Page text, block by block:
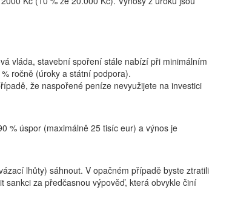
vláda, stavební spoření stále nabízí při minimálním
ročně (úroky a státní podpora).
že naspořené peníze nevyužijete na investici
% úspor (maximálně 25 tisíc eur) a výnos je
lhůty) sáhnout. V opačném případě byste ztratili
za předčasnou výpověď, která obvykle činí